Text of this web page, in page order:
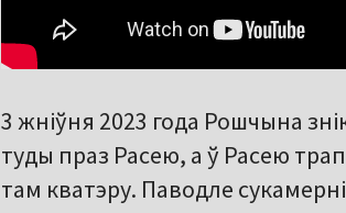
3 жніўня 2023 года Рошчына
туды праз Расею, а ў Расею
там кватэру. Паводле